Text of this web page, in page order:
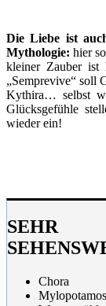
Die Liebe ist
Mythologie: hier
kleiner Zauber ist
„Semprevive“ soll
Kythira… selbst
Glücksgefühle
wieder ein!
SEHR
Chora